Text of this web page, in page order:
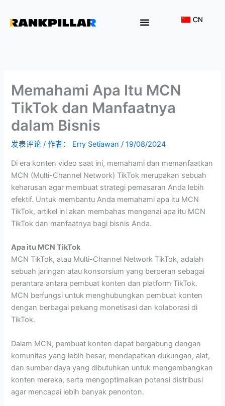
konten
CN
Memahami Apa Itu MCN
TikTok dan Manfaatnya
dalam Bisnis
发表评论 / 作者： Erry Setiawan/19/08/2024
Di era konten video saat ini, memahami dan memanfaatkan
MCN (Multi-Channel Network) TikTok merupakan sebuah
keharusan agar membuat strategi pemasaran Anda lebih
efektif. Untuk membantu Anda memahami apa itu MCN
TikTok, artikel ini akan membahas mengenai apa itu MCN
TikTok dan manfaatnya bagi bisnis Anda.
Apa itu MCN TikTok
MCN TikTok, atau Multi-Channel Network TikTok, adalah
sebuah jaringan atau konsorsium yang berperan sebagai
perantara antara pembuat konten dan platform TikTok.
MCN berfungsi untuk menghubungkan pembuat konten
dengan berbagai peluang monetisasi dan kolaborasi di
TikTok.
Dalam MCN, pembuat konten dapat bergabung dengan
komunitas yang lebih besar, mendapatkan dukungan, alat,
dan sumber daya yang dibutuhkan untuk mengembangkan
konten mereka, serta mengoptimalkan potensi distribusi
agar mencapai lebih banyak penonton.